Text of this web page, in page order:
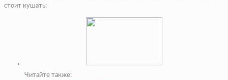
стоит кушать:
Читайте также: